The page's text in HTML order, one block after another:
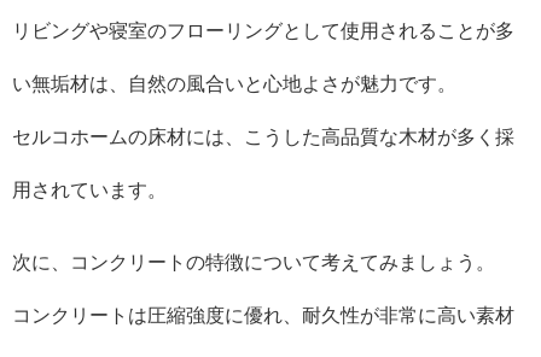
リビングや寝室のフローリングとして使用されることが多
い無垢材は、自然の風合いと心地よさが魅力です。
セルコホームの床材には、こうした高品質な木材が多く採
用されています。
次に、コンクリートの特徴について考えてみましょう。
コンクリートは圧縮強度に優れ、耐久性が非常に高い素材